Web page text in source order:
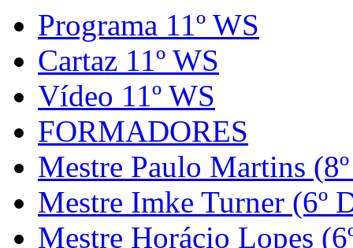
Programa 11º WS
Cartaz 11º WS
Vídeo 11º WS
FORMADORES
Mestre Paulo Martins
Mestre Imke Turner (6º
Mestre Horácio Lopes